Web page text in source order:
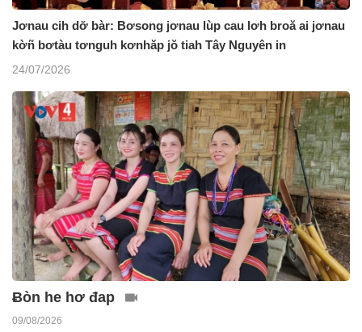
Jơnau cih dơ̆ bàr: Bơsong jơnau lùp cau lơh broă ai jơnau
kờñ bơtàu tơnguh kơnhăp jŏ tiah Tây Nguyên in
24/07/2026
Ƀòn he hơ đap
09/08/2026